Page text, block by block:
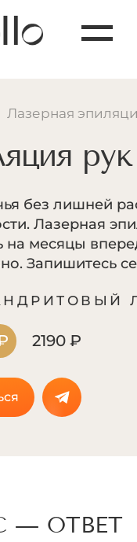
Лазерная
без лишней
Лазерная
на месяцы
Запишитесь
2190 ₽
— ОТВЕТ